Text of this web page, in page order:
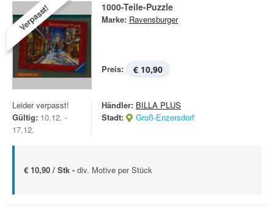
Verpasst! 1000-Teile-Puzzle
Marke: Ravensburger
Preis: € 10,90
Leider verpasst!
Gültig: 10.12. -
17.12.
Händler: BILLA PLUS
Stadt:
Groß-Enzersdorf
€ 10,90 / Stk - div. Motive per Stück